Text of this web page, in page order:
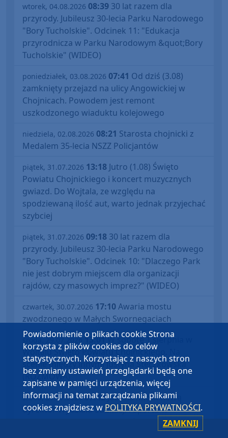
wtorek, 04.08.2026 08:39 30 lat razem dla
przyrody. Jubileusz 30-lecia Parku Narodowego
"Bory Tucholskie". Odcinek 11: "Edukacja
przyrodnicza w Parku Narodowym &quot;Bory
Tucholskie" (WIDEO)
poniedziałek, 03.08.2026 07:41 Od dziś (3.08)
zamknięty przejazd na ulicy Angowickiej w
Chojnicach. Powodem jest remont
uszkodzonego wiaduktu kolejowego
niedziela, 02.08.2026 08:21 Starosta chojnicki z
Medalem 35-lecia NSZZ Policjantów
piątek, 31.07.2026 13:18 Jutro (1.08) Święto
Powiatu Chojnickiego i koncert muzycznych
gwiazd. Do Wojtala, ze względu na
spodziewaną ilość aut, warto jednak przyjechać
szybciej
piątek, 31.07.2026 09:18 30 lat razem dla
przyrody. Jubileusz 30-lecia Parku Narodowego
"Bory Tucholskie". Odcinek 10: "Dlaczego Park
nie jest dobrym miejscem dla organizacji
rajdów, czy masowych imprez?" (WIDEO)
czwartek, 30.07.2026 17:10Awaria mostu
zwodzonego w Małych Swornegaciach
środa, 29.07.2026 13:01W sobotę 1 sierpnia w
Wojtalu Święto Powiatu Chojnickiego. Na
scenie między innymi Justyna Steczkowska
(ROZMOWA)
środa, 29.07.2026 07:42Joanna Miotk nową
dyrektor Wydziału Edukacji i Sportu w
chojnickim starostwie. Wcześniej szefowała
gminnej oświacie w Kamieniu Krajeńskim
Powiadomienie o plikach cookie Strona
korzysta z plików cookies do celów
statystycznych. Korzystając z naszych stron
bez zmiany ustawień przeglądarki będą one
zapisane w pamięci urządzenia, więcej
informacji na temat zarządzania plikami
cookies znajdziesz w POLITYKA PRYWATNOŚCI.
ZAMKNIJ